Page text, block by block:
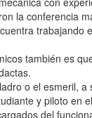
la conferencia
también es
o el esmeril,
y piloto en
del